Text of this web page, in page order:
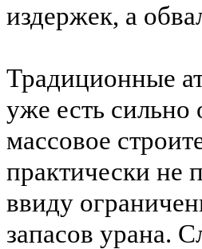
издержек, а
Традиционные
уже есть сильно
массовое
практически не
ввиду
запасов урана.